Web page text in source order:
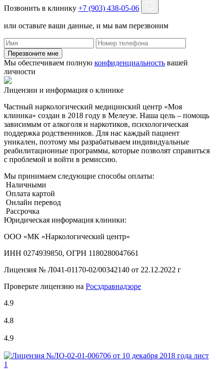
Позвонить в клинику +7 (903) 438-05-06
или оставьте ваши данные, и мы вам перезвоним
Перезвоните мне
Мы обеспечиваем полную конфиденциальность вашей
личности
Лицензии и информация о клинике
Частный наркологический медицинский центр «Моя
клиника» создан в 2018 году в Мелеузе. Наша цель – помощь
зависимым от алкоголя и наркотиков, психологическая
поддержка родственников. Для нас каждый пациент
уникален, поэтому мы разрабатываем индивидуальные
реабилитационные программы, которые позволят справиться
с проблемой и войти в ремиссию.
Мы принимаем следующие способы оплаты:
Наличными
Оплата картой
Онлайн перевод
Рассрочка
Юридическая информация клиники:
ООО «МК «Наркологический центр»
ИНН 0274939850, ОГРН 1180280047661
Лицензия № Л041-01170-02/00342140 от 22.12.2022 г
Проверьте лицензию на Росздравнадзоре
4.9
4.8
4.9